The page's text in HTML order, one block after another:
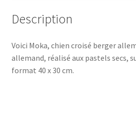
Description
Voici Moka, chien croisé berger
allemand, réalisé aux pastels secs,
format 40 x 30 cm.